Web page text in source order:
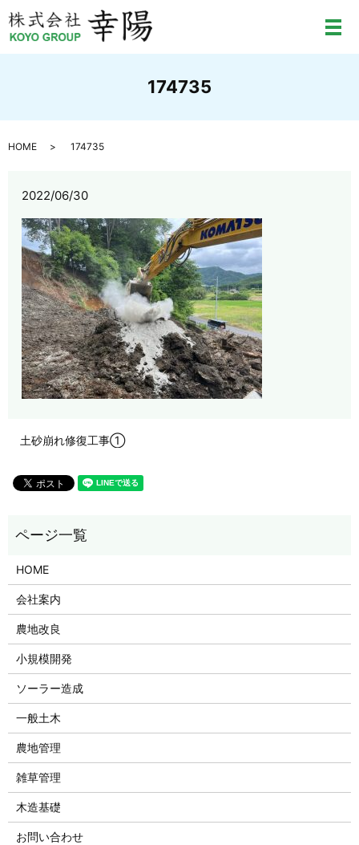
メ
174735
HOME 174735
2022/06/30
土砂崩れ修復工事①
HOME
会社案内
農地改良
小規模開発
ソーラー造成
一般土木
農地管理
雑草管理
木造基礎
お問い合わせ